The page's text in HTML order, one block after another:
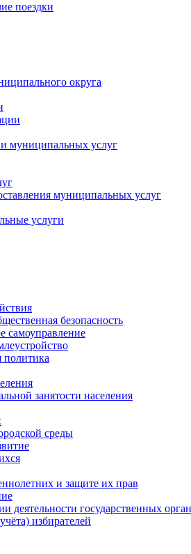
поездки
округа
муниципальных услуг
муниципальных услуг
услуги
безопасность
самоуправление
политика
занятости населения
среды
и защите их прав
деятельности государственных
избирателей